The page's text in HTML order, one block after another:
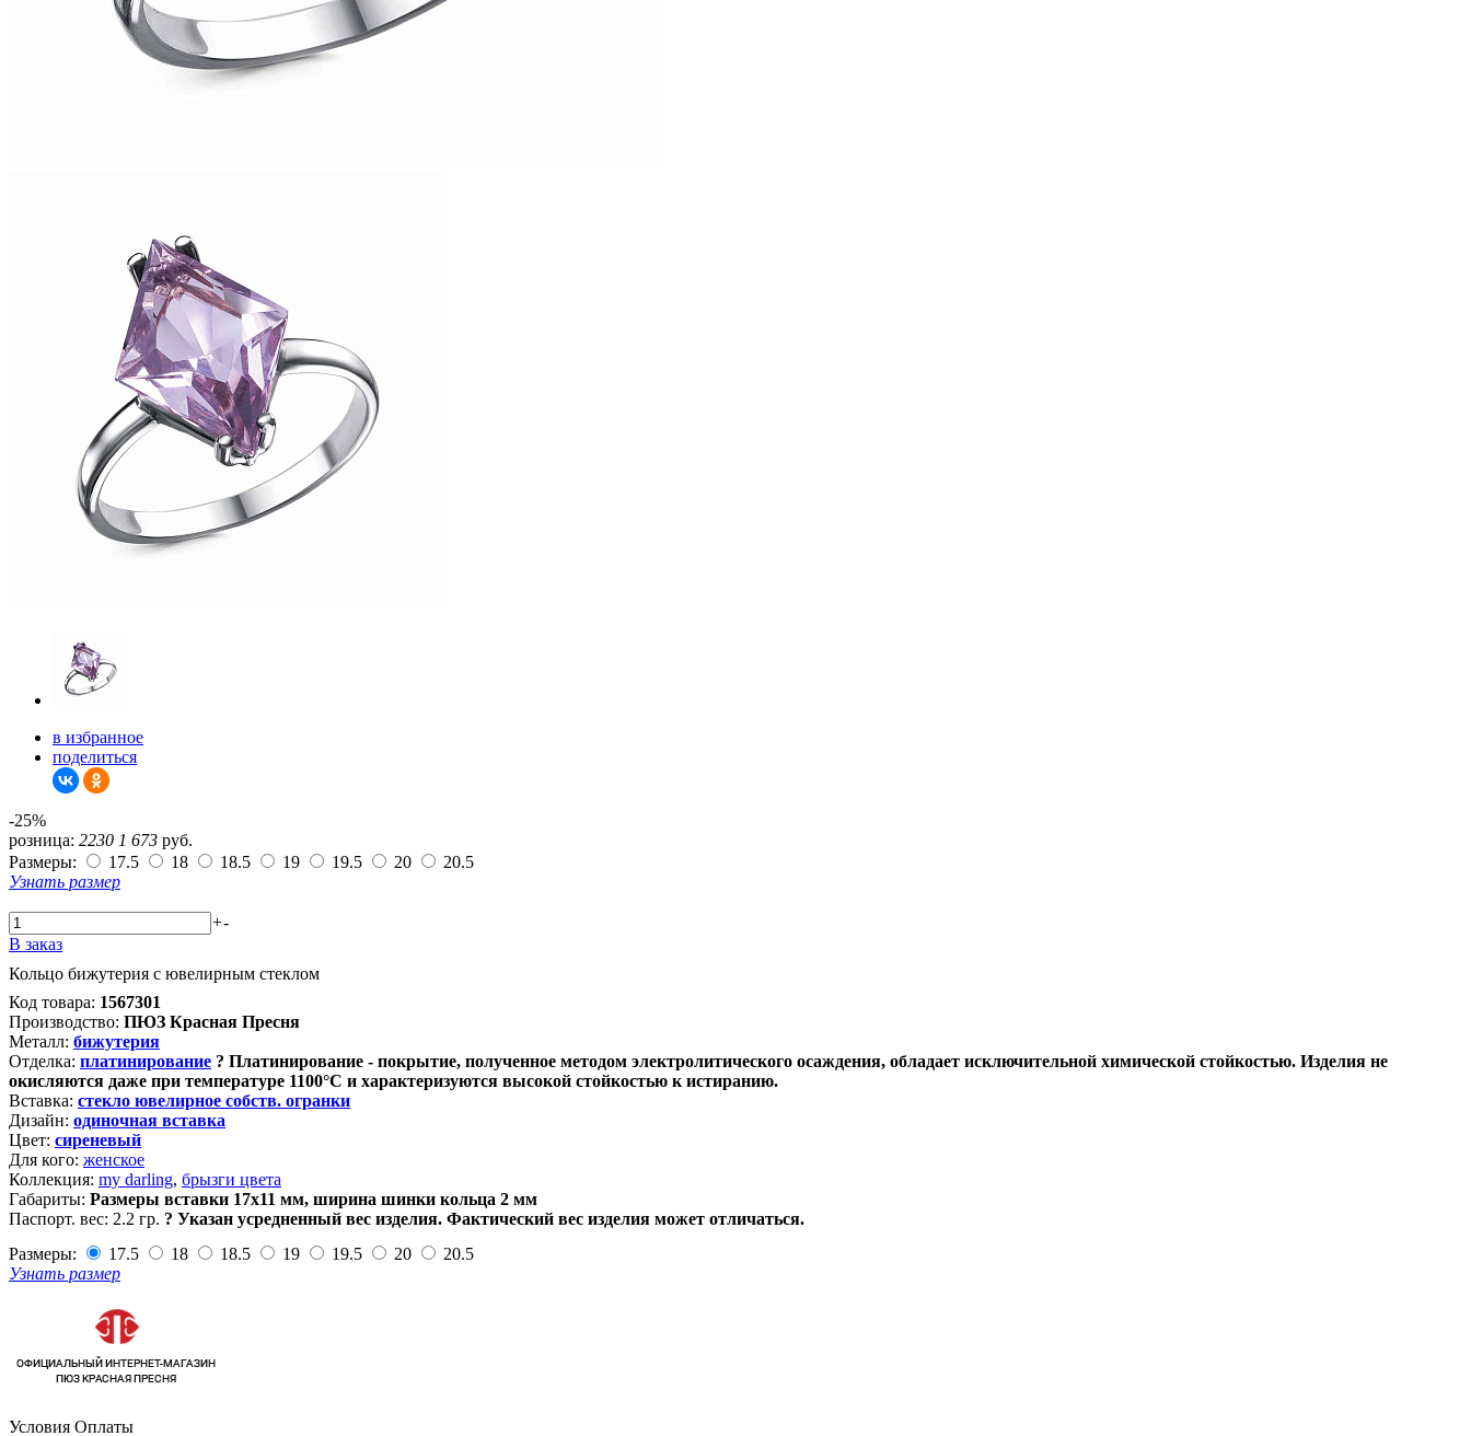
в избранное
поделиться
-25%
розница: 2230 1 673 руб.
Размеры:
17.5 18 18.5 19 19.5 20
20.5
Узнать размер
+-
В заказ
Кольцо бижутерия с ювелирным стеклом
Код товара: 1567301
Производство: ПЮЗ Красная Пресня
Металл: бижутерия
Отделка: платинирование ? Платинирование - покрытие, полученное методом электролитического осаждения, обладает исключительной химической стойкостью. Изделия не
окисляются даже при температуре 1100°С и характеризуются высокой стойкостью к истиранию.
Вставка: стекло ювелирное собств. огранки
Дизайн: одиночная вставка
Цвет: сиреневый
Для кого: женское
Коллекция: my darling, брызги цвета
Габариты: Размеры вставки 17х11 мм, ширина шинки кольца 2 мм
Паспорт. вес: 2.2 гр. ? Указан усредненный вес изделия. Фактический вес изделия может отличаться.
Размеры:
17.5 18 18.5 19 19.5 20
20.5
Узнать размер
Условия Оплаты